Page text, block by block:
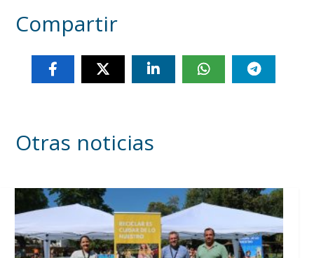
Compartir
Otras noticias